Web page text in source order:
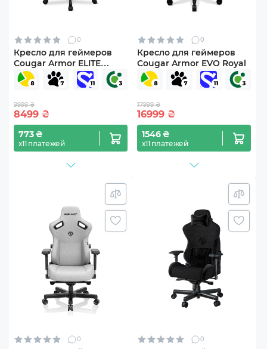
0
Кресло для геймеров
Cougar Armor ELITE
(Black)
9999 ₴
8499 ₴
773 ₴
х11 платежей
0
Кресло для геймеров
Cougar Armor EVO Royal
17999 ₴
16999 ₴
1546 ₴
х11 платежей
0 0